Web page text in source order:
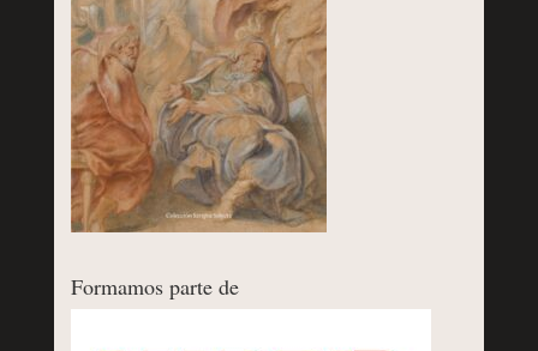
Formamos parte de